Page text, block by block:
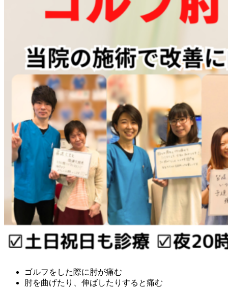
ゴルフをした際に肘が痛む
肘を曲げたり、伸ばしたりすると痛む